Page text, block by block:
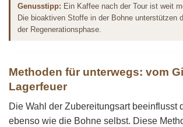
Genusstipp: Ein Kaffee nach der Tour ist weit
Die bioaktiven Stoffe in der Bohne unterstützen
der Regenerationsphase.
Methoden für unterwegs: vom
Lagerfeuer
Die Wahl der Zubereitungsart beeinflusst
ebenso wie die Bohne selbst. Diese